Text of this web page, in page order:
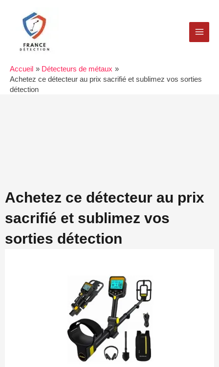
contenu
Accueil
Détecteurs de métaux
Achetez ce détecteur au prix sacrifié et sublimez vos sorties
détection
Achetez ce détecteur au prix
sacrifié et sublimez vos
sorties détection